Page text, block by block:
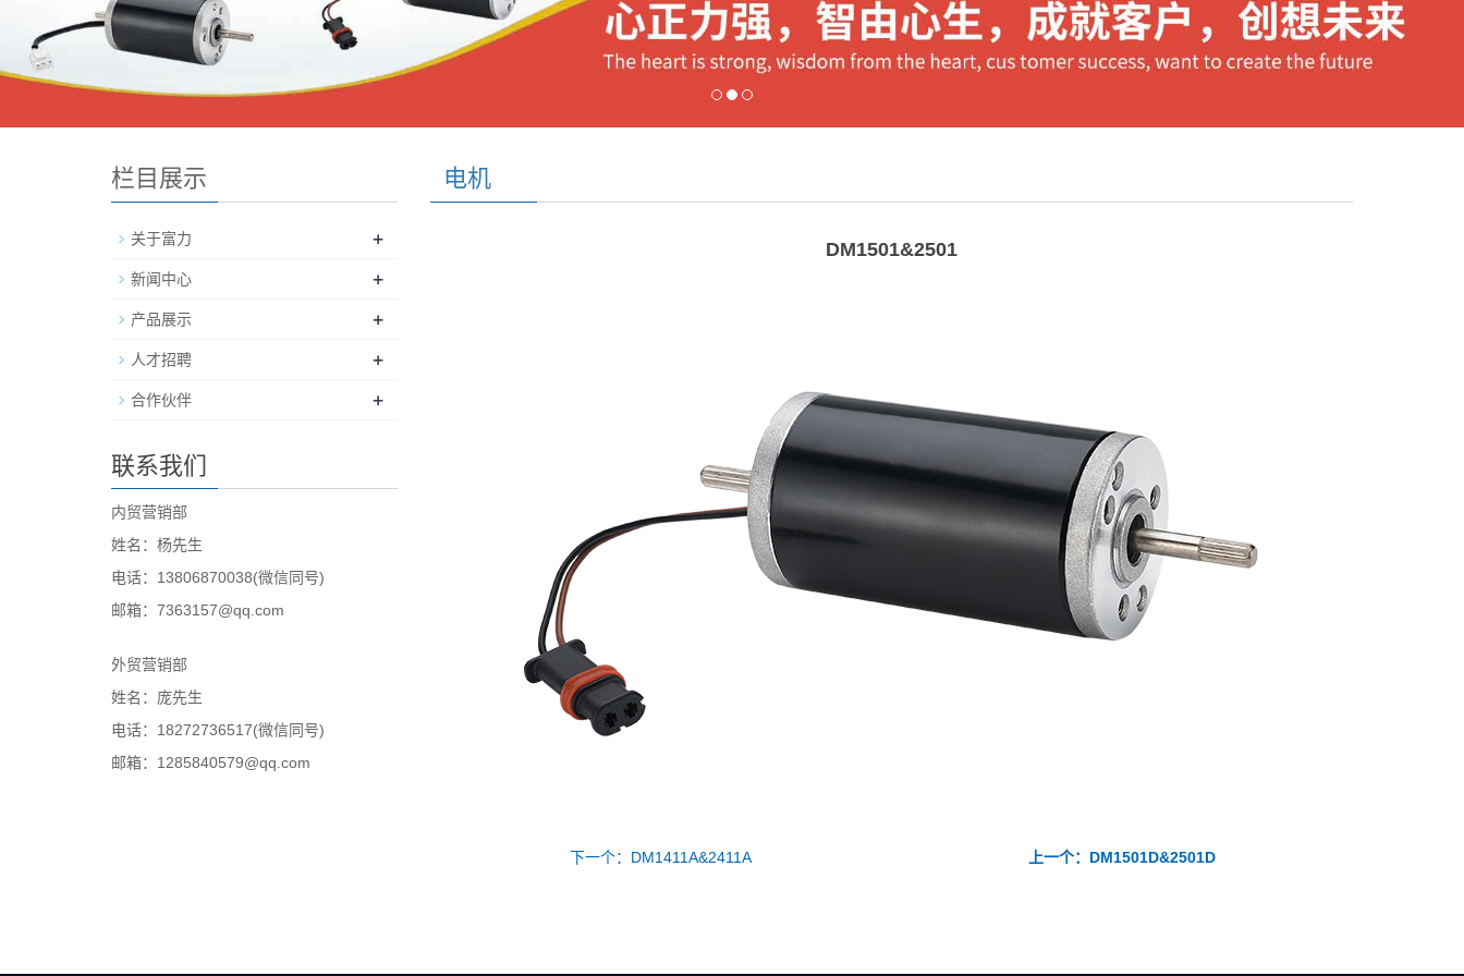
电机
DM1501&2501
下一个：DM1411A&2411A 上一个：DM1501D&2501D
栏目展示
关于富力 +
新闻中心 +
产品展示 +
人才招聘 +
合作伙伴 +
联系我们
内贸营销部
姓名：杨先生
电话：13806870038(微信同号)
邮箱：7363157@qq.com
外贸营销部
姓名：庞先生
电话：18272736517(微信同号)
邮箱：1285840579@qq.com